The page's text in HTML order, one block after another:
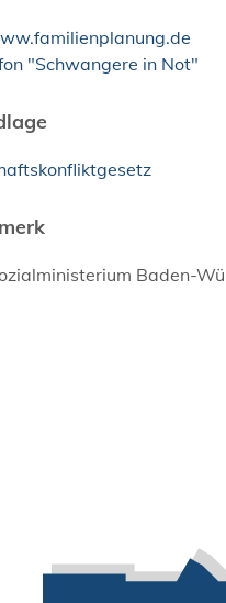
"Schwangere in Not"
Baden-